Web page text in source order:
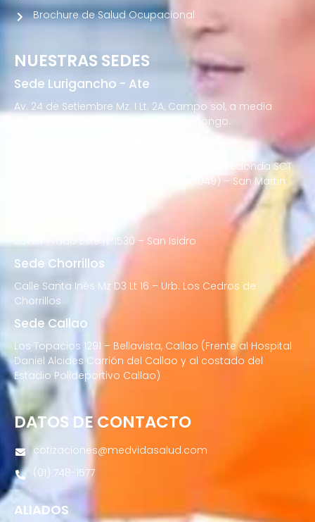
NUESTRAS SEDES
Sede Lurigancho - Ate
Av. 24 de Setiembre Mz. I Lt. 2A, Campo sol, a media
cuadra del Paradero Cabana, Carapongo.
Av. Francisco Bolognesi Nro. 101 Urb. Mesa Redonda SCT
02 (Esquina con Av. Gerardo Unger 7049) – San Martin
Javier Prado Este N°1530 – San Isidro
Sede Chorrillos
Calle Santa Inés Mz D3 Lt 16 – Urb. Los Cedros de
Chorrillos
Sede Callao
Los Topacios 1291 – Bellavista, Callao (Frente al Hospital
Daniel Alcides Carrión del Callao y al costado del
Estadio Polideportivo Callao)
Brochure de Salud Ocupacional
DATOS DE CONTACTO
cotizaciones@medvidasalud.com
(01) 748-1577
ALIADOS